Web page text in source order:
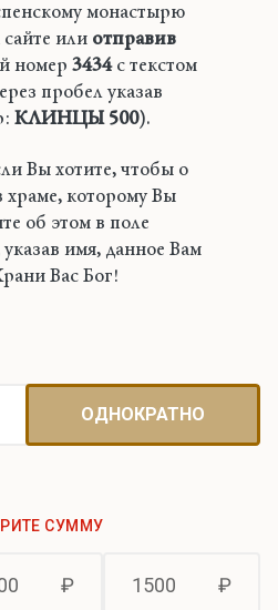
монастырю
сайте или отправив
номер 3434 с текстом
пробел указав
КЛИНЦЫ 500).
Вы хотите, чтобы о
храме, которому Вы
об этом в поле
имя, данное Вам
Вас Бог!
ОДНОКРАТНО
СУММУ
₽ 1500 ₽